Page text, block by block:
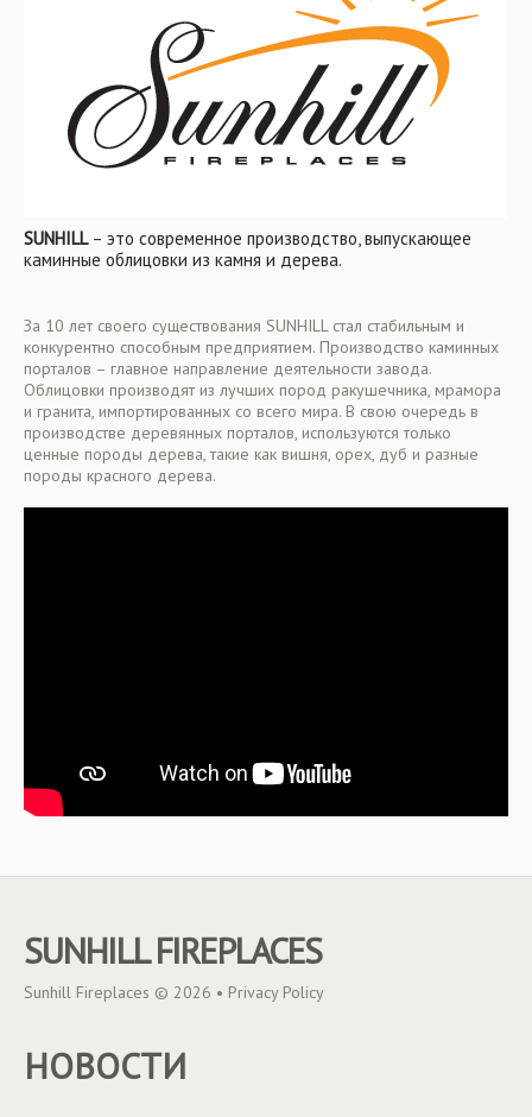
SUNHILL– это современное производство, выпускающее
каминные облицовки из камня и дерева.
За 10 лет своего существования SUNHILL стал стабильным и
конкурентно способным предприятием. Производство каминных
порталов – главное направление деятельности завода.
Облицовки производят из лучших пород ракушечника, мрамора
и гранита, импортированных со всего мира. В свою очередь в
производстве деревянных порталов, используются только
ценные породы дерева, такие как вишня, орех, дуб и разные
породы красного дерева.
SUNHILL FIREPLACES
Sunhill Fireplaces © 2026 • Privacy Policy
НОВОСТИ